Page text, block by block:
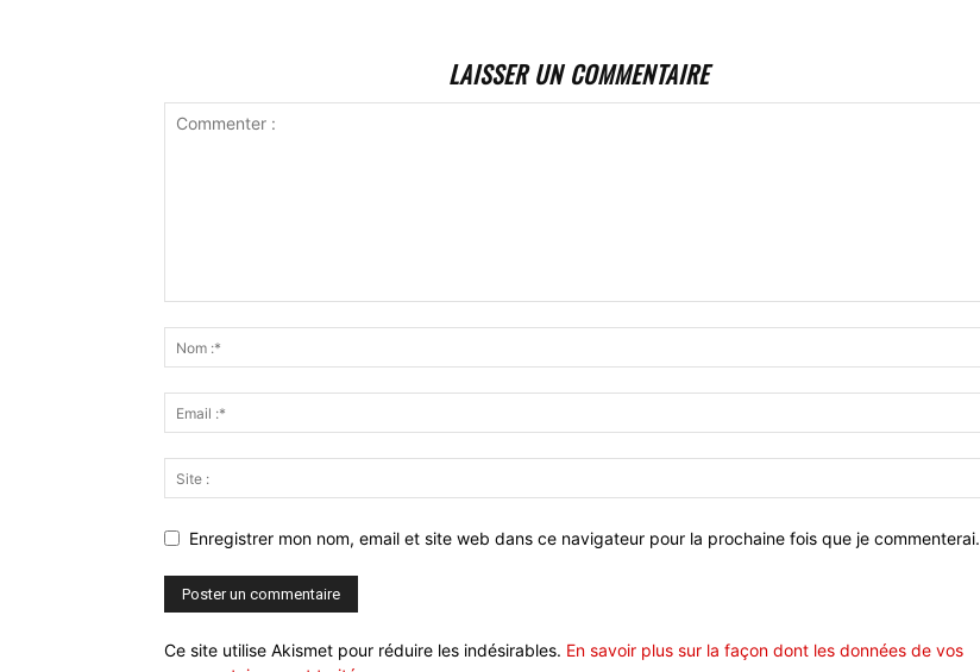
LAISSER UN COMMENTAIRE
Enregistrer mon nom, email et site web dans ce navigateur pour la prochaine fois que je commenterai.
Ce site utilise Akismet pour réduire les indésirables. En savoir plus sur la façon dont les données de vos